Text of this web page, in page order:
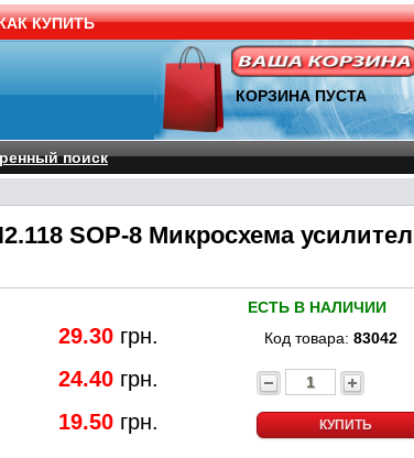
КУПИТЬ
КОРЗИНА ПУСТА
поиск
SOP-8 Микросхема
29.30 грн.
24.40 грн.
19.50 грн.
ЕСТЬ В НАЛИЧИИ
Код товара: 83042
КУПИТЬ